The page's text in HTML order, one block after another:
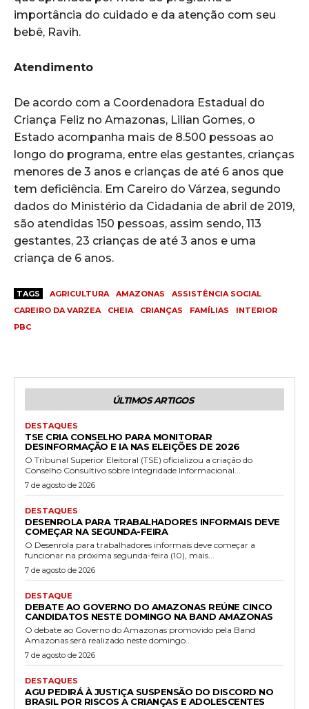
importância do cuidado e da atenção com seu
bebê, Ravih.
Atendimento
De acordo com a Coordenadora Estadual do
Criança Feliz no Amazonas, Lilian Gomes, o
Estado acompanha mais de 8.500 pessoas ao
longo do programa, entre elas gestantes, crianças
menores de 3 anos e crianças de até 6 anos que
tem deficiência. Em Careiro do Várzea, segundo
dados do Ministério da Cidadania de abril de 2019,
são atendidas 150 pessoas, assim sendo, 113
gestantes, 23 crianças de até 3 anos e uma
criança de 6 anos.
TAGS AGRICULTURA AMAZONAS
ASSISTÊNCIA SOCIAL
CAREIRO DA VARZEA
CHEIA CRIANÇAS FAMÍLIAS
INTERIOR
PBC
ÚLTIMOS ARTIGOS
DESTAQUES
TSE CRIA CONSELHO PARA MONITORAR
DESINFORMAÇÃO E IA NAS ELEIÇÕES DE 2026
O Tribunal Superior Eleitoral (TSE) oficializou a criação do
Conselho Consultivo sobre Integridade Informacional...
7 de agosto de 2026
DESTAQUES
DESENROLA PARA TRABALHADORES INFORMAIS DEVE
COMEÇAR NA SEGUNDA-FEIRA
O Desenrola para trabalhadores informais deve começar a
funcionar na próxima segunda-feira (10), mais...
7 de agosto de 2026
DESTAQUE
DEBATE AO GOVERNO DO AMAZONAS REÚNE CINCO
CANDIDATOS NESTE DOMINGO NA BAND AMAZONAS
O debate ao Governo do Amazonas promovido pela Band
Amazonas será realizado neste domingo...
7 de agosto de 2026
DESTAQUES
AGU PEDIRÁ À JUSTIÇA SUSPENSÃO DO DISCORD NO
BRASIL POR RISCOS A CRIANÇAS E ADOLESCENTES